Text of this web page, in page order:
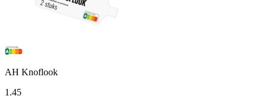
AH Knoflook
1 .45